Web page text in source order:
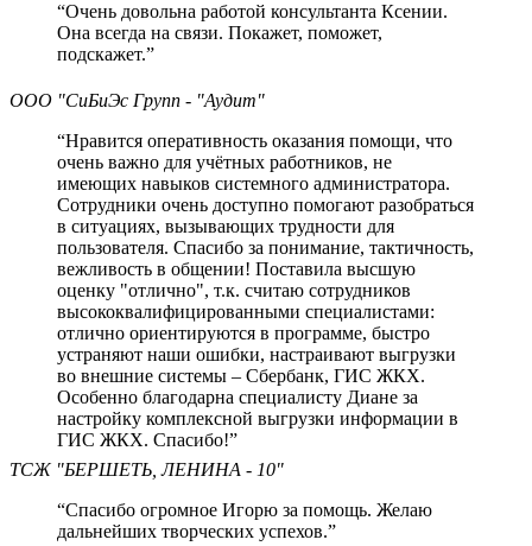
“Очень довольна работой консультанта Ксении.
Она всегда на связи. Покажет, поможет,
подскажет.”
ООО "СиБиЭс Групп - "Аудит"
“Нравится оперативность оказания помощи, что
очень важно для учётных работников, не
имеющих навыков системного администратора.
Сотрудники очень доступно помогают разобраться
в ситуациях, вызывающих трудности для
пользователя. Спасибо за понимание, тактичность,
вежливость в общении! Поставила высшую
оценку "отлично", т.к. считаю сотрудников
высококвалифицированными специалистами:
отлично ориентируются в программе, быстро
устраняют наши ошибки, настраивают выгрузки
во внешние системы – Сбербанк, ГИC ЖКХ.
Особенно благодарна специалисту Диане за
настройку комплексной выгрузки информации в
ГИС ЖКХ. Спасибо!”
ТСЖ "БЕРШЕТЬ, ЛЕНИНА - 10"
“Спасибо огромное Игорю за помощь. Желаю
дальнейших творческих успехов.”